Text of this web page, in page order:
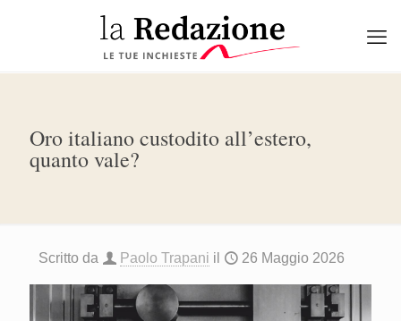
Oro italiano custodito all’estero,
quanto vale?
Scritto da Paolo Trapani il 26 Maggio 2026